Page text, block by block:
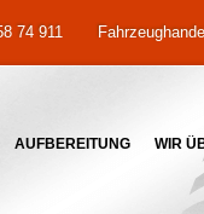
74 911
AUFBEREITUNG WIR